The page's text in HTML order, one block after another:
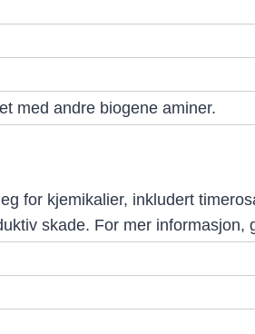
med andre biogene aminer.
for kjemikalier, inkludert
skade. For mer informasjon,